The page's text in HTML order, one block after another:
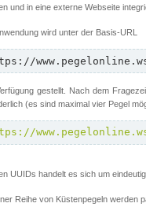
und in eine externe Webseite
wird unter der Basis-URL
gestellt. Nach dem
(es sind maximal vier Pegel
UUIDs handelt es sich um
Reihe von Küstenpegeln werden